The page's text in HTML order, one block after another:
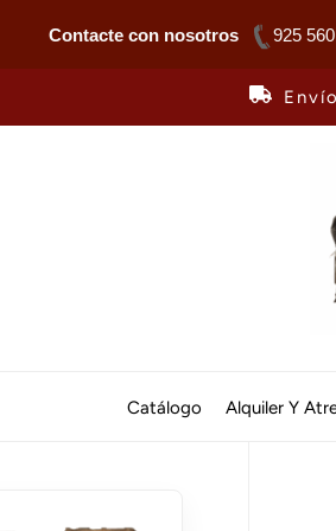
Contacte con nosotros 925
El
Catálogo Alquiler Y